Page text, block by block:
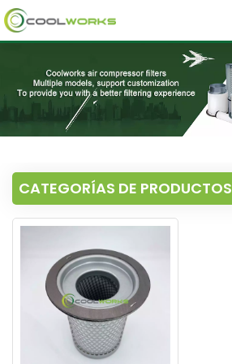
English
español
العربية
русский
+8613525046291
CATEGORÍAS DE PRODUCTOS